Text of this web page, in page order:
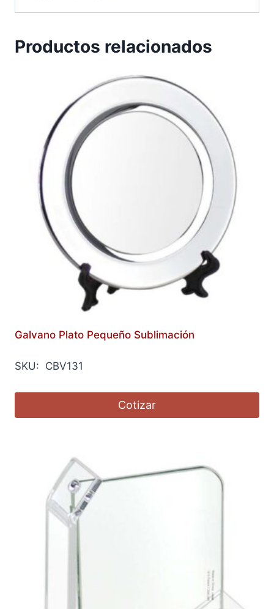
Productos relacionados
Galvano Plato Pequeño Sublimación
SKU: CBV131
Cotizar